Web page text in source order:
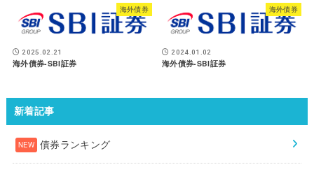
海外債券
2025.02.21
海外債券-SBI証券
海外債券
2024.01.02
海外債券-SBI証券
新着記事
債券ランキング